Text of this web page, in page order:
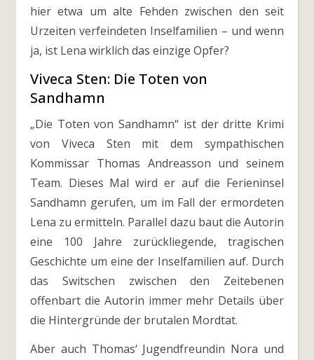
hier etwa um alte Fehden zwischen den seit
Urzeiten verfeindeten Inselfamilien – und wenn
ja, ist Lena wirklich das einzige Opfer?
Viveca Sten: Die Toten von
Sandhamn
„Die Toten von Sandhamn“ ist der dritte Krimi
von Viveca Sten mit dem sympathischen
Kommissar Thomas Andreasson und seinem
Team. Dieses Mal wird er auf die Ferieninsel
Sandhamn gerufen, um im Fall der ermordeten
Lena zu ermitteln. Parallel dazu baut die Autorin
eine 100 Jahre zurückliegende, tragischen
Geschichte um eine der Inselfamilien auf. Durch
das Switschen zwischen den Zeitebenen
offenbart die Autorin immer mehr Details über
die Hintergründe der brutalen Mordtat.
Aber auch Thomas‘ Jugendfreundin Nora und